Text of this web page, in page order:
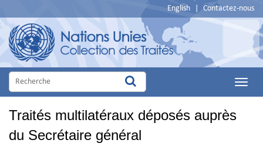
English Contactez-nous
Main
Traités multilatéraux déposés auprès
du Secrétaire général